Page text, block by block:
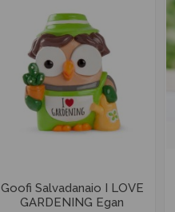
Goofi Salvadanaio I LOVE
GARDENING Egan